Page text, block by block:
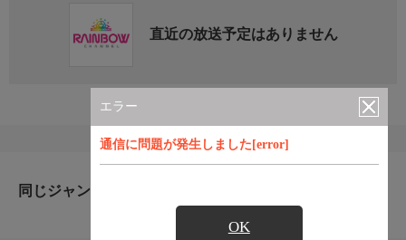
エラー
通信に問題が発生しました[error]
OK
直近の放送予定はありません
同じジャンルのおすすめ番組